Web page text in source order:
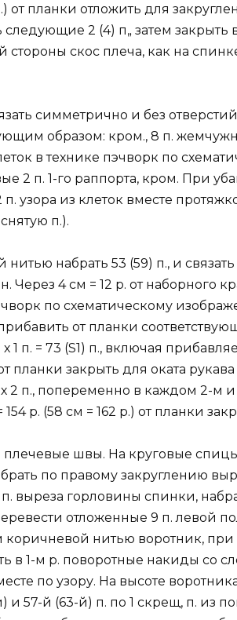
от планки отложить для
следующие 2 (4) п„ затем закрыть
скос плеча, как на
симметрично и без
образом: кром., 8 п.
в технике пэчворк по
2 п. 1-го раппорта, кром. При
узора из клеток вместе
п.).
нитью набрать 53 (59) п., и
Через 4 см = 12 р. от наборного
по схематическому
от планки
1 п. = 73 (S1) п., включая
от планки закрыть для оката
2 п., попеременно в каждом 2-м и
р. (58 см = 162 р.) от планки
плечевые швы. На круговые
по правому закруглению
выреза горловины спинки,
отложенные 9 п. левой
нитью воротник, при
в 1-м р. поворотные накиды со
по узору. На высоте
и 57-й (63-й) п. по 1 скрещ, п. из